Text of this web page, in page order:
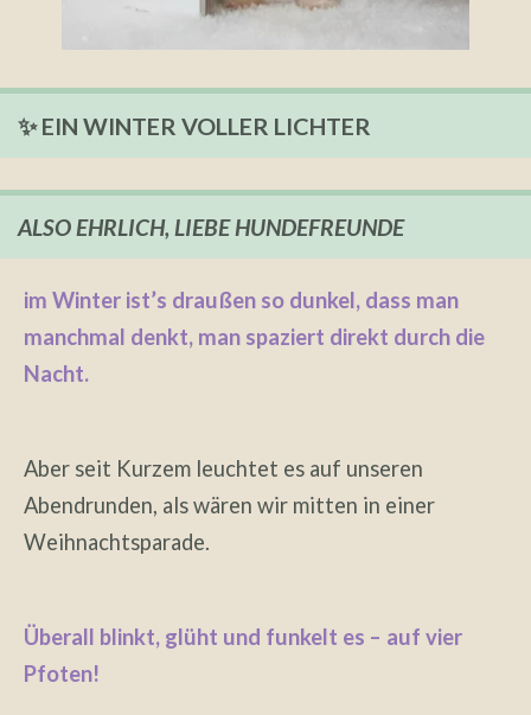
✨ EIN WINTER VOLLER LICHTER
ALSO EHRLICH, LIEBE HUNDEFREUNDE
im Winter ist’s draußen so dunkel, dass man
manchmal denkt, man spaziert direkt durch die
Nacht.
Aber seit Kurzem leuchtet es auf unseren
Abendrunden, als wären wir mitten in einer
Weihnachtsparade.
Überall blinkt, glüht und funkelt es – auf vier
Pfoten!